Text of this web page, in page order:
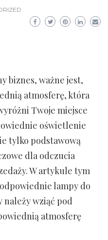
biznes, ważne jest,
atmosferę, która
Twoje miejsce
oświetlenie
tylko podstawową
dla odczucia
W artykule tym
lampy do
należy wziąć pod
atmosferę